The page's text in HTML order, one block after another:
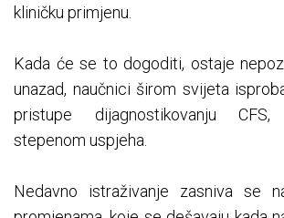
kliničku primjenu.
Kada će se to dogoditi, ostaje
unazad, naučnici širom svijeta
pristupe dijagnostikovanju
stepenom uspjeha.
Nedavno istraživanje zasniva se